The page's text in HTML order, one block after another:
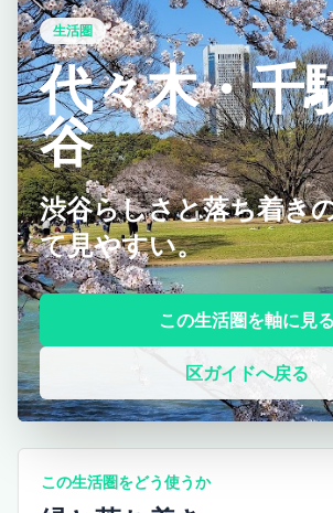
生活圏
代々木・千
谷
渋谷らしさと落ち着き
て見やすい。
この生活圏を軸に見る
区ガイドへ戻る
この生活圏をどう使うか